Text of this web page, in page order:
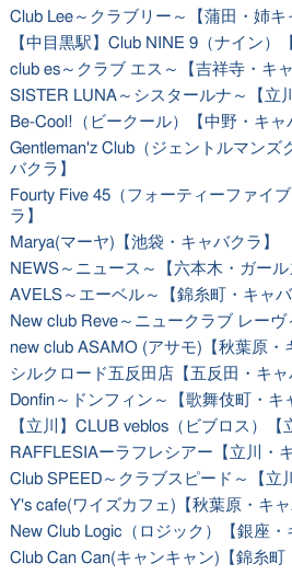
Club Lee～クラブリー～【蒲田・姉キ
【中目黒駅】Club NINE 9（ナイン）
club es～クラブ エス～【吉祥寺・キャ
SISTER LUNA～シスタールナ～【立
Be-Cool!（ビークール）【中野・キャ
Gentleman'z Club（ジェントルマンズ
バクラ】
Fourty Five 45（フォーティーファイ
ラ】
Marya(マーヤ)【池袋・キャバクラ】
NEWS～ニュース～【六本木・ガール
AVELS～エーベル～【錦糸町・キャバ
New club Reve～ニュークラブ レーヴ
new club ASAMO (アサモ)【秋葉原・
シルクロード五反田店【五反田・キャ
Donfin～ドンフィン～【歌舞伎町・キ
【立川】CLUB veblos（ビブロス）【
RAFFLESIAーラフレシアー【立川・
Club SPEED～クラブスピード～【立
Y's cafe(ワイズカフェ)【秋葉原・キャ
New Club Logic（ロジック）【銀座・
Club Can Can(キャンキャン)【錦糸町